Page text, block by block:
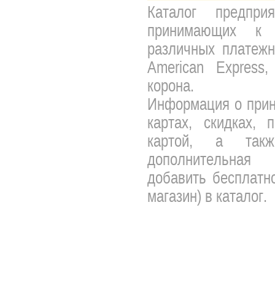
Каталог
принимающих к
различных
American
корона.
Информация о
картах, скидках,
картой, а
добавить
магазин) в каталог.